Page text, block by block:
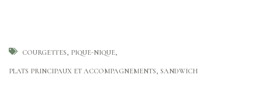
COURGETTES PIQUE-NIQUE
PLATS PRINCIPAUX ET ACCOMPAGNEMENTS SANDWICH